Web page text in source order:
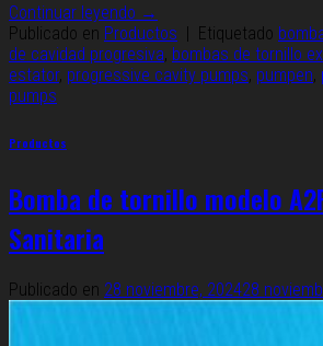
Continuar leyendo →
Publicado en Productos | Etiquetado
de cavidad progresiva, bombas de tornillo
estator, progressive cavity pumps, pumpen,
pumps
Productos
Bomba de tornillo modelo
Sanitaria
Publicado en 28 noviembre, 202428